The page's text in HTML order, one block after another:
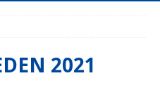
2021